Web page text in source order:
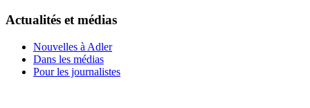
Actualités et médias
Nouvelles à Adler
Dans les médias
Pour les journalistes